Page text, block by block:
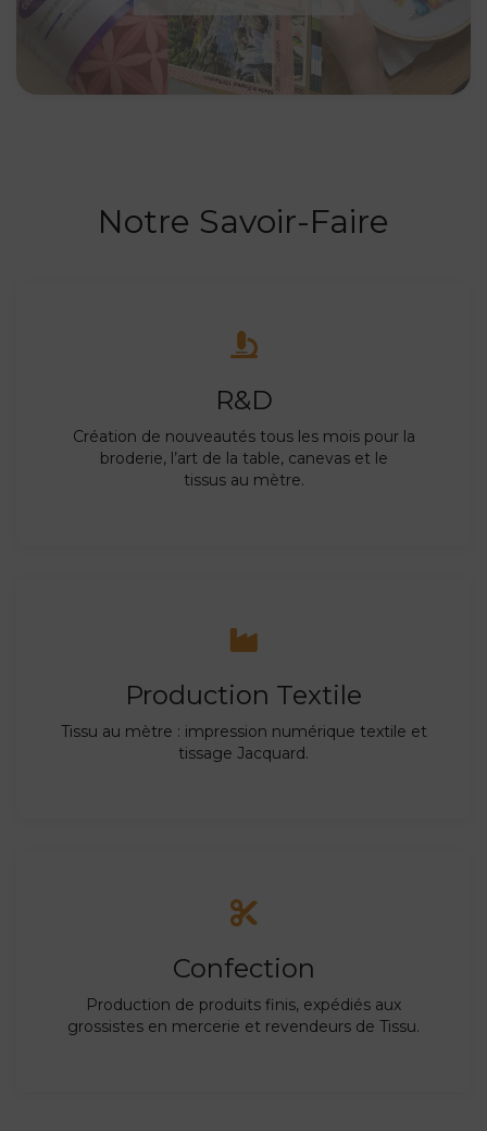
Notre Savoir-Faire
R&D
Création de nouveautés tous les mois pour la
broderie, l’art de la table, canevas et le
tissus au mètre.
Production Textile
Tissu au mètre : impression numérique textile et
tissage Jacquard.
Confection
Production de produits finis, expédiés aux
grossistes en mercerie et revendeurs de Tissu.